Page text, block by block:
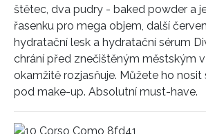
štětec, dva pudry - baked powder a
řasenku pro mega objem, další
hydratační lesk a hydratační sérum
chrání před znečištěným městským
okamžitě rozjasňuje. Můžete ho
pod make-up. Absolutní must-have.